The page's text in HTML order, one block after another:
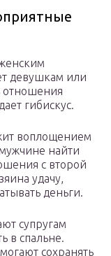
девушкам или
отношения
гибискус.
воплощением
найти
с второй
удачу,
деньги.
супругам
в спальне.
сохранять